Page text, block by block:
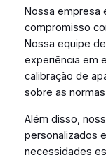
Nossa empresa
compromisso
Nossa equipe
experiência em
calibração de
sobre as
Além disso,
personalizados
necessidades